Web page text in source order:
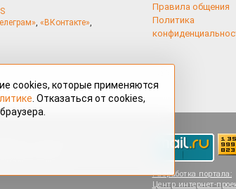
, «ВКонтакте»,
Правила общения
Политика
нештатными
материалов,
ссылки
Разработка портала:
Центр интернет-
cookies, которые применяются
. Отказаться от cookies,